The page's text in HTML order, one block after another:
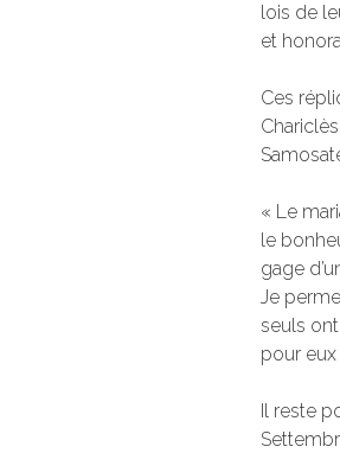
lois de
et
Ces
« Le
le
gage
Je
seuls
pour eux
Il reste